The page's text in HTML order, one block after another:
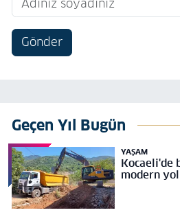
Gönder
Geçen Yıl Bugün
YAŞAM
Kocaeli'de
modern